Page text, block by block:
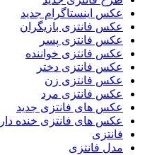
عکس اینستاگرام جدید
عکس فانتزی بازیگران
عکس فانتزی پسر
عکس فانتزی خواننده
عکس فانتزی دختر
عکس فانتزی زن
عکس فانتزی مرد
عکس های فانتزی جدید
عکس های فانتزی خنده دار
فانتزی
مدل فانتزی